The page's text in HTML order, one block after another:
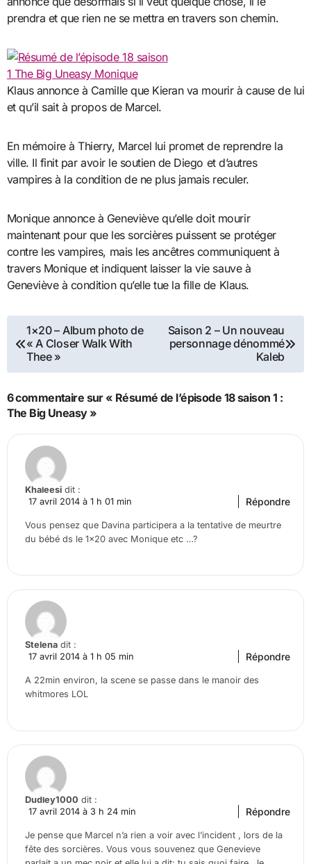
prendra et que rien ne se mettra en travers son chemin.
Klaus annonce à Camille que Kieran va mourir à cause de lui
et qu’il sait à propos de Marcel.
En mémoire à Thierry, Marcel lui promet de reprendre la
ville. Il finit par avoir le soutien de Diego et d’autres
vampires à la condition de ne plus jamais reculer.
Monique annonce à Geneviève qu’elle doit mourir
maintenant pour que les sorcières puissent se protéger
contre les vampires, mais les ancêtres communiquent à
travers Monique et indiquent laisser la vie sauve à
Geneviève à condition qu’elle tue la fille de Klaus.
Navigation
de
l’article
1×20 – Album photo de
« A Closer Walk With
Thee »
Saison 2 – Un nouveau
personnage dénommé
Kaleb
6 commentaire sur « Résumé de l’épisode 18 saison 1 :
The Big Uneasy »
Khaleesi dit :
17 avril 2014 à 1 h 01 min
Vous pensez que Davina participera a la tentative de meurtre
du bébé ds le 1×20 avec Monique etc …?
Répondre
Stelena dit :
17 avril 2014 à 1 h 05 min
A 22min environ, la scene se passe dans le manoir des
whitmores LOL
Répondre
Dudley1000 dit :
17 avril 2014 à 3 h 24 min
Je pense que Marcel n’a rien a voir avec l’incident , lors de la
fête des sorcières. Vous vous souvenez que Genevieve
Répondre